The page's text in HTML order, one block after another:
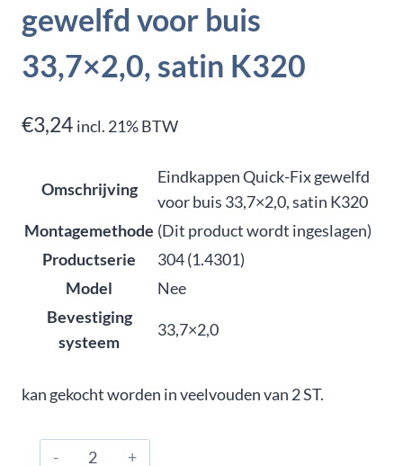
gewelfd voor buis
33,7×2,0, satin K320
€3,24 incl. 21% BTW
Omschrijving
Eindkappen Quick-Fix gewelfd
voor buis 33,7×2,0, satin K320
Montagemethode (Dit product wordt ingeslagen)
Productserie
304 (1.4301)
Model
Nee
Bevestiging
systeem
33,7×2,0
kan gekocht worden in veelvouden van 2 ST.
304.337.0122,